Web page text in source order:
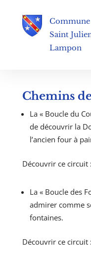
Commune
Saint
Lampon
Chemins
La « Boucle du
de découvrir la
l’ancien four à
Découvrir ce circuit :
La « Boucle des
admirer comme
fontaines.
Découvrir ce circuit :